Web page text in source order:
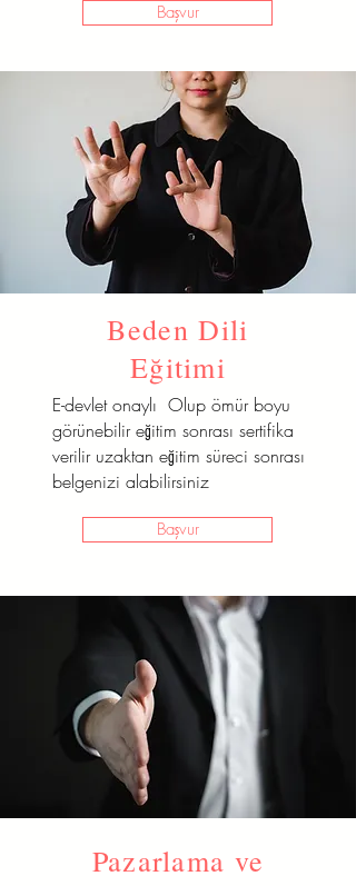
Başvur
Beden Dili
Eğitimi
E-devlet onaylı Olup ömür boyu
görünebilir eğitim sonrası sertifika
verilir uzaktan eğitim süreci sonrası
belgenizi alabilirsiniz
Başvur
Pazarlama ve